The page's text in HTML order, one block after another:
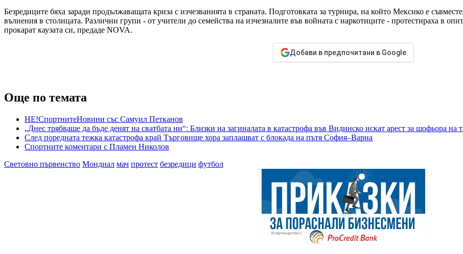
Безредиците бяха заради продължаващата криза с изчезванията в страната. Подготовката за турнира, на който Мексико е
вълнения в столицата. Различни групи - от учители до семейства на изчезналите във войната с наркотиците - протестираха в
прокарат каузата си, предаде NOVA.
Добави в предпочитани в Google
Още по темата
НЕ!СпортнитеНовини със Самуил Петканов
„Днес трябваше да бъде денят на сватбата ни“: Близки на загиналата в катастрофа във Видинско искат арест за шофьора на
След поредната тежка катастрофа край Търговище хора заплашват с блокада на пътя София–Варна
Спортните коментари с Пламен Николов
Световно първенство Мондиал мач протест безредици футбол